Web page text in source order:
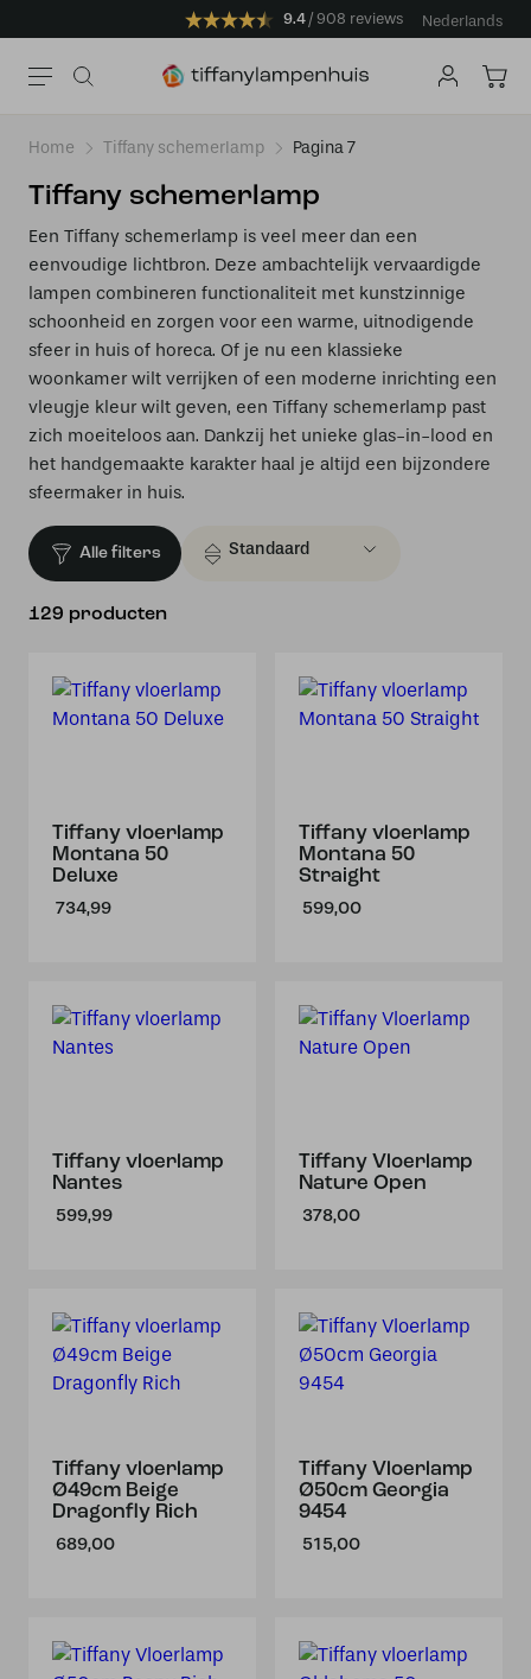
9.4 908 reviews Nederlands
Home Tiffany schemerlamp Pagina 7
Tiffany schemerlamp
Een Tiffany schemerlamp is veel meer dan een
eenvoudige lichtbron. Deze ambachtelijk vervaardigde
lampen combineren functionaliteit met kunstzinnige
schoonheid en zorgen voor een warme, uitnodigende
sfeer in huis of horeca. Of je nu een klassieke
woonkamer wilt verrijken of een moderne inrichting een
vleugje kleur wilt geven, een Tiffany schemerlamp past
zich moeiteloos aan. Dankzij het unieke glas-in-lood en
het handgemaakte karakter haal je altijd een bijzondere
sfeermaker in huis.
Alle filters
129 producten
Tiffany vloerlamp
Montana 50
Deluxe
734,99
Tiffany vloerlamp
Montana 50
Straight
599,00
Tiffany vloerlamp
Nantes
599,99
Tiffany Vloerlamp
Nature Open
378,00
Tiffany vloerlamp
Ø49cm Beige
Dragonfly Rich
689,00
Tiffany Vloerlamp
Ø50cm Georgia
9454
515,00